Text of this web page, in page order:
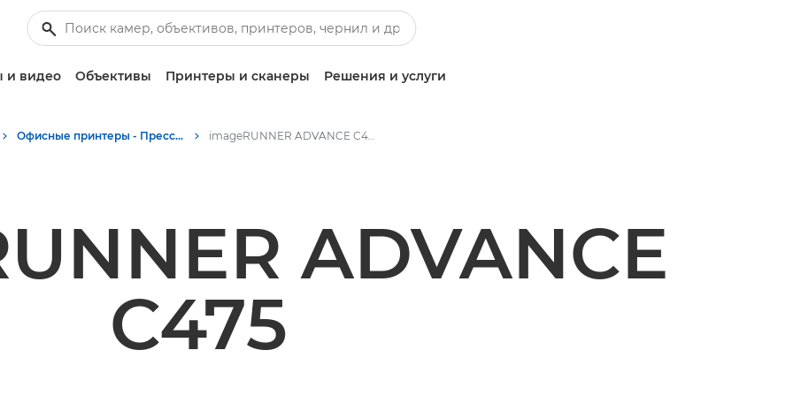
и видео Объективы Принтеры и сканеры Решения и услуги
Офисные принтеры - Пресс-центр Canon imageRUNNER ADVANCE C475
ADVANCE
C475